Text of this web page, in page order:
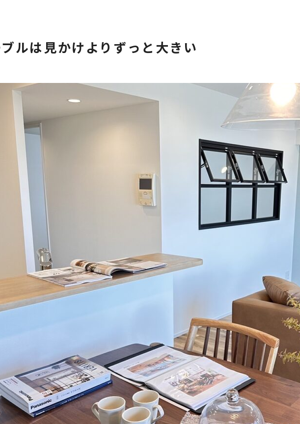
ルは見かけよりずっと大きい